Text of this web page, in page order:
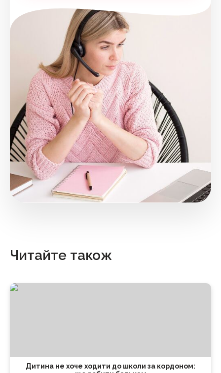
Читайте також
Дитина не хоче ходити до школи за кордоном: